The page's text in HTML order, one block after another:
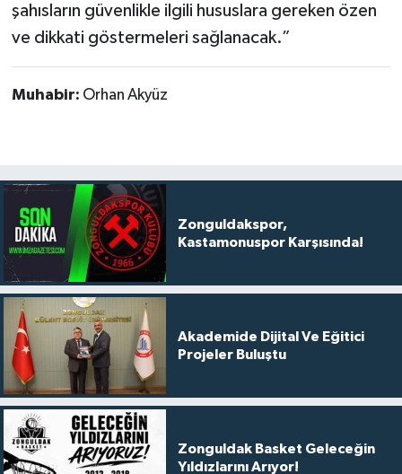
şahısların güvenlikle ilgili hususlara gereken özen
ve dikkati göstermeleri sağlanacak.”
Muhabir: Orhan Akyüz
Zonguldakspor,
Kastamonuspor Karşısında!
Akademide Dijital Ve Eğitici
Projeler Buluştu
Zonguldak Basket Geleceğin
Yıldızlarını Arıyor!